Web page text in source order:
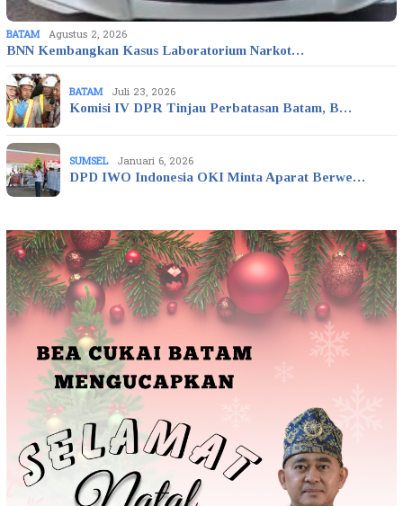
BATAM Agustus 2, 2026
BNN Kembangkan Kasus Laboratorium Narkot…
BATAM Juli 23, 2026
Komisi IV DPR Tinjau Perbatasan Batam, B…
SUMSEL Januari 6, 2026
DPD IWO Indonesia OKI Minta Aparat Berwe…